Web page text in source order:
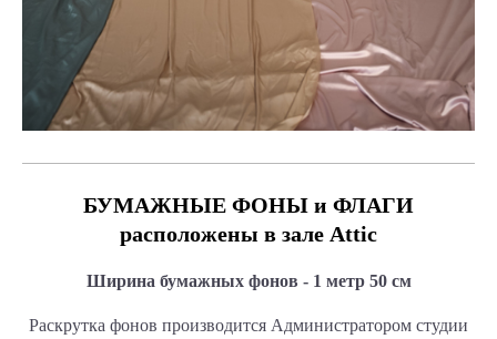
БУМАЖНЫЕ ФОНЫ и ФЛАГИ
расположены в зале Attic
Ширина бумажных фонов - 1 метр 50 см
Раскрутка фонов производится Администратором студии